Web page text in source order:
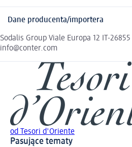
Dane producenta/importera
Sodalis Group Viale Europa 12 IT-
info@conter.com
od Tesori d'Oriente
Pasujące tematy